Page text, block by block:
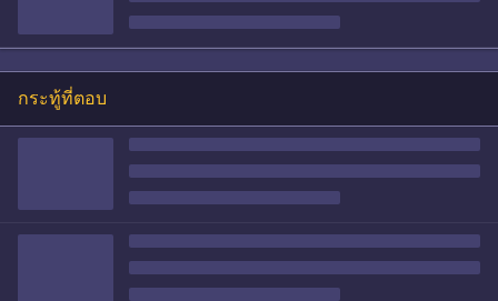
กระทู้ที่ตอบ